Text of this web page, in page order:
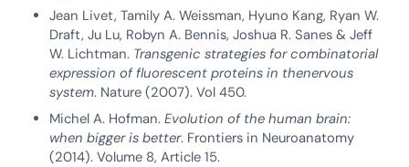
Jean Livet, Tamily A. Weissman, Hyuno Kang, Ryan W.
Draft, Ju Lu, Robyn A. Bennis, Joshua R. Sanes & Jeff
W. Lichtman. Transgenic strategies for combinatorial
expression of fluorescent proteins in thenervous
system. Nature (2007). Vol 450.
Michel A. Hofman.Evolution of the human brain:
when bigger is better. Frontiers in Neuroanatomy
(2014). Volume 8, Article 15.